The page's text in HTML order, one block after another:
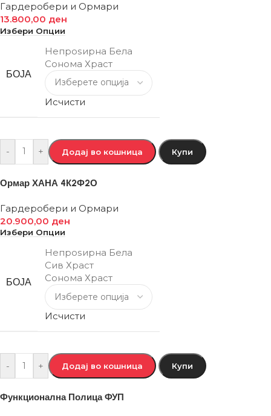
Гардеробери и Ормари
13.800,00 ден
Избери Опции
БОЈА
Непроѕирна Бела
Сонома Храст
Исчисти
- + Додај во кошница Купи
Ормар ХАНА 4К2Ф2О
Гардеробери и Ормари
20.900,00 ден
Избери Опции
БОЈА
Непроѕирна Бела
Сив Храст
Сонома Храст
Исчисти
- + Додај во кошница Купи
Функционална Полица ФУП